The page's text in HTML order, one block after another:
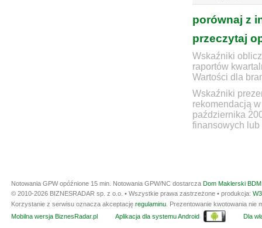
porównaj z
przeczytaj
Wskaźniki
raportów
Wartości dla
Wskaźniki
rekomendacją
października
finansowych lub
Notowania GPW opóźnione 15 min. Notowania GPW/NC dostarcza Dom Maklerski
© 2010-2026 BIZNESRADAR sp. z o.o. • Wszystkie prawa zastrzeżone • produkcja:
Korzystanie z serwisu oznacza akceptację regulaminu . Prezentowanie kwotowania
Mobilna wersja BiznesRadar.pl
Aplikacja dla systemu Android Dla